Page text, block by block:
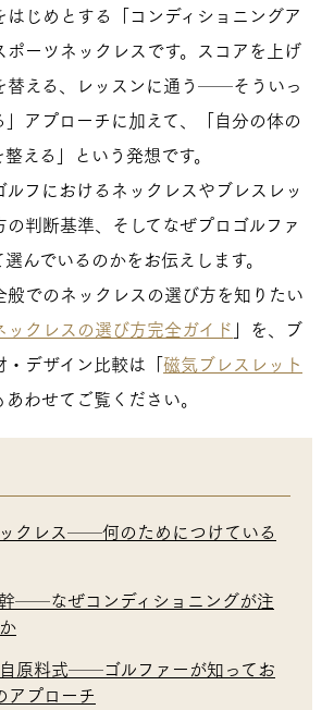
じめとする「コンディショニングア
ポーツネックレスです。スコアを上げ
替える、レッスンに通う──そういっ
アプローチに加えて、「自分の体の
える」という発想です。
ルフにおけるネックレスやブレスレッ
の判断基準、そしてなぜプロゴルファ
んでいるのかをお伝えします。
般でのネックレスの選び方を知りたい
ックレスの選び方完全ガイド 」を、ブ
・デザイン比較は「磁気ブレスレット
あわせてご覧ください。
クレス──何のためにつけている
──なぜコンディショニングが注
原料式──ゴルファーが知ってお
アプローチ